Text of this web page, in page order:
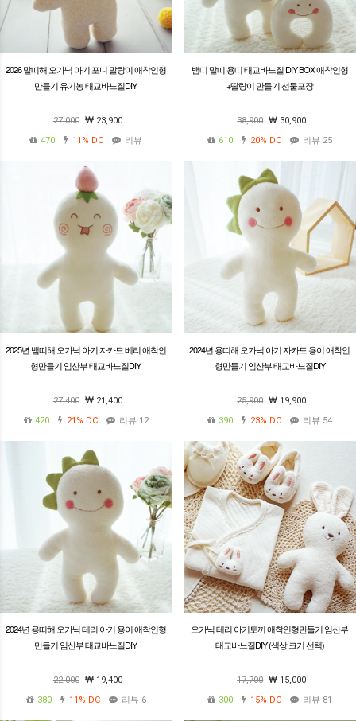
2026 말띠해 오가닉 아기 포니 말랑이 애착인형
만들기 유기농 태교바느질DIY
27,000
23,900
470
11% DC 리뷰
뱀띠 말띠 용띠 태교바느질 DIY BOX 애착인형
+딸랑이 만들기 선물포장
38,900
30,900
610
20% DC 리뷰 25
2025년 뱀띠해 오가닉 아기 자카드 베리 애착인
형만들기 임산부 태교바느질DIY
27,400
21,400
420
21% DC 리뷰 12
2024년 용띠해 오가닉 아기 자카드 용이 애착인
형만들기 임산부 태교바느질DIY
25,900
19,900
390
23% DC 리뷰 54
2024년 용띠해 오가닉 테리 아기 용이 애착인형
만들기 임산부 태교바느질DIY
22,000
19,400
380
11% DC 리뷰 6
오가닉 테리 아기토끼 애착인형만들기 임산부
태교바느질DIY (색상 크기 선택)
17,700
15,000
300
15% DC 리뷰 81